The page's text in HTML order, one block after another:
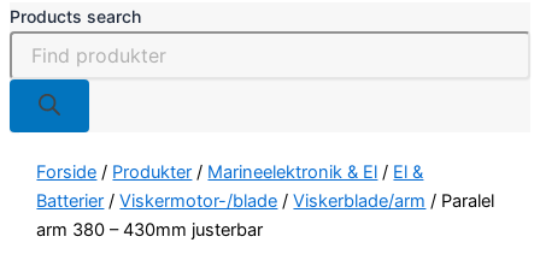
Products search
Forside / Produkter / Marineelektronik & El / El &
Batterier /Viskermotor-/blade /Viskerblade/arm / Paralel
arm 380 – 430mm justerbar